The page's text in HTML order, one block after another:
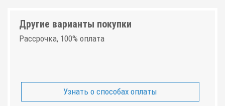
Другие варианты покупки
Рассрочка, 100% оплата
Узнать о способах оплаты